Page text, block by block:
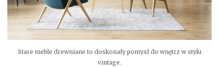
Stare meble drewniane to doskonały pomysł do wnętrz w stylu
vintage.